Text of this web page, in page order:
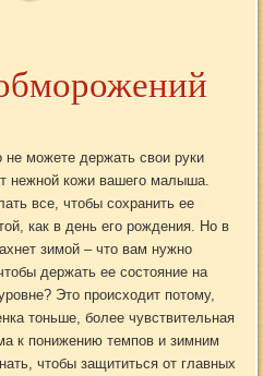
не можете держать свои руки
нежной кожи вашего малыша.
все, чтобы сохранить ее
как в день его рождения. Но в
зимой – что вам нужно
держать ее состояние на
Это происходит потому,
тоньше, более чувствительная
к понижению темпов и зимним
чтобы защититься от главных